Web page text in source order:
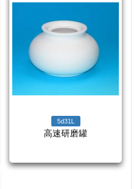
5d31L
高速研磨罐